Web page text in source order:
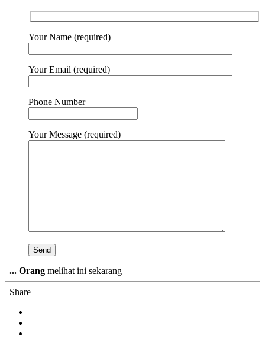
Your Name (required)
Your Email (required)
Phone Number
Your Message (required)
... Orang melihat ini sekarang
Share